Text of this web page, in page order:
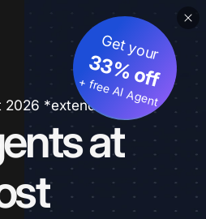
*extended
at
Get your
33% off
+ free AI Agent